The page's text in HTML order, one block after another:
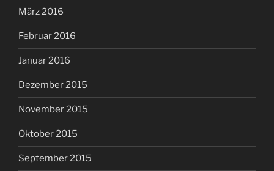
März 2016
Februar 2016
Januar 2016
Dezember 2015
November 2015
Oktober 2015
September 2015